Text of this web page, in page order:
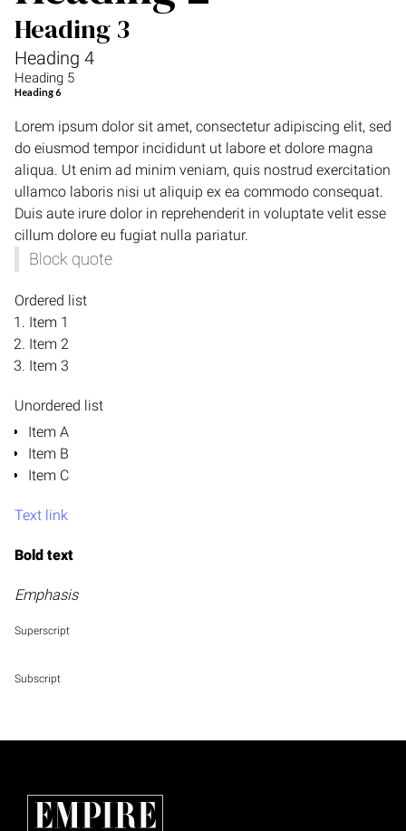
Heading 3
Heading 4
Heading 5
Heading 6
Lorem ipsum dolor sit amet, consectetur adipiscing elit, sed
do eiusmod tempor incididunt ut labore et dolore magna
aliqua. Ut enim ad minim veniam, quis nostrud exercitation
ullamco laboris nisi ut aliquip ex ea commodo consequat.
Duis aute irure dolor in reprehenderit in voluptate velit esse
cillum dolore eu fugiat nulla pariatur.
Block quote
Ordered list
Item 1
Item 2
Item 3
Unordered list
Item A
Item B
Item C
Text link
Bold text
Emphasis
Superscript
Subscript